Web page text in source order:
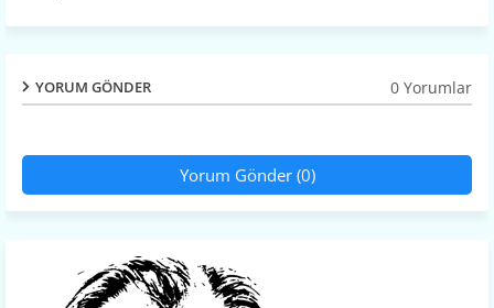
YORUM GÖNDER 0 Yorumlar
Yorum Gönder (0)